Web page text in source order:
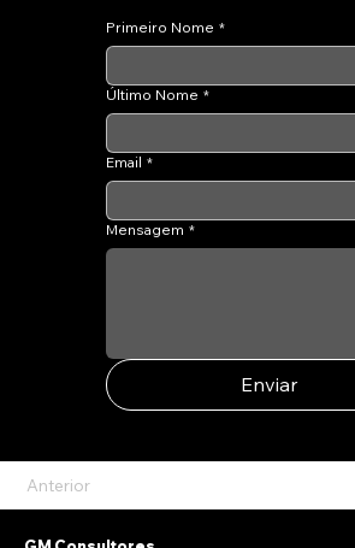
Primeiro Nome *
Último Nome *
Email *
Mensagem *
Enviar
Anterior